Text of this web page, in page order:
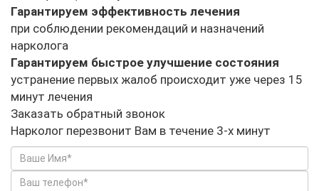
Гарантируем эффективность лечения
при соблюдении рекомендаций и назначений
нарколога
Гарантируем быстрое улучшение состояния
устранение первых жалоб происходит уже через 15
минут лечения
Заказать обратный звонок
Нарколог перезвонит Вам в течение 3-х минут